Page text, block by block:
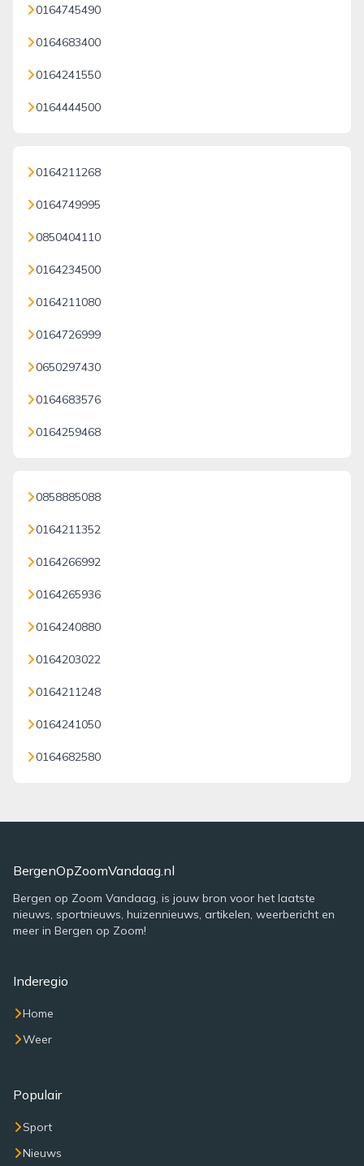
0164745490
0164683400
0164241550
0164444500
0164211268
0164749995
0850404110
0164234500
0164211080
0164726999
0650297430
0164683576
0164259468
0858885088
0164211352
0164266992
0164265936
0164240880
0164203022
0164211248
0164241050
0164682580
BergenOpZoomVandaag.nl
Bergen op Zoom Vandaag, is jouw bron voor het laatste
nieuws, sportnieuws, huizennieuws, artikelen, weerbericht en
meer in Bergen op Zoom!
Inderegio
Home
Weer
Populair
Sport
Nieuws